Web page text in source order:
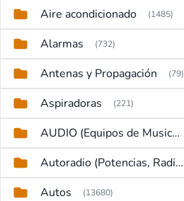
Aire acondicionado (1485)
Alarmas (732)
Antenas y Propagación (79)
Aspiradoras (221)
AUDIO (Equipos de Musica, Amplificadores, Reproductores, Etc)
Autoradio (Potencias, Radios y DVD)
Autos (13680)